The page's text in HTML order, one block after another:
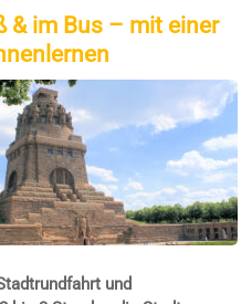
& im Bus – mit einer
und